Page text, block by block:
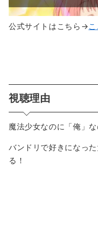
公式サイトはこちら→こ
視聴理由
魔法少女なのに「俺」
バンドリで好きになっ
る！